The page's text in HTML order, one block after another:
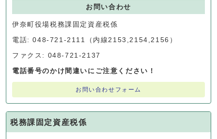
お問い合わせ
伊奈町役場税務課固定資産税係
電話: 048-721-2111（内線2153,2154,2156）
ファクス: 048-721-2137
電話番号のかけ間違いにご注意ください！
お問い合わせフォーム
税務課固定資産税係